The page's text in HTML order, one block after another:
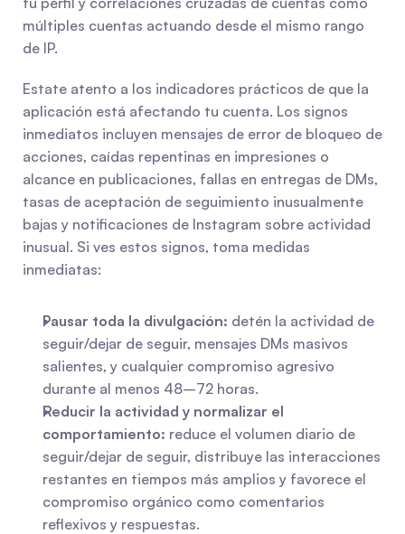
múltiples cuentas actuando desde el mismo rango
de IP.
Estate atento a los indicadores prácticos de que la
aplicación está afectando tu cuenta. Los signos
inmediatos incluyen mensajes de error de bloqueo de
acciones, caídas repentinas en impresiones o
alcance en publicaciones, fallas en entregas de DMs,
tasas de aceptación de seguimiento inusualmente
bajas y notificaciones de Instagram sobre actividad
inusual. Si ves estos signos, toma medidas
inmediatas:
Pausar toda la divulgación: detén la actividad de
seguir/dejar de seguir, mensajes DMs masivos
salientes, y cualquier compromiso agresivo
durante al menos 48–72 horas.
Reducir la actividad y normalizar el
comportamiento: reduce el volumen diario de
seguir/dejar de seguir, distribuye las interacciones
restantes en tiempos más amplios y favorece el
compromiso orgánico como comentarios
reflexivos y respuestas.